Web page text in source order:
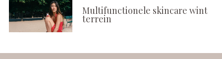
Multifunctionele skincare wint
terrein